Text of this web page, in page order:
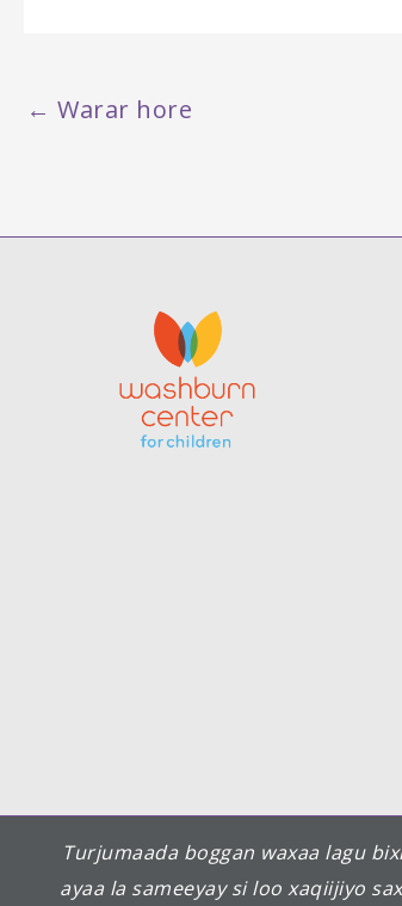
← Warar hore
Turjumaada boggan waxaa lagu
ayaa la sameeyay si loo xaqiijiyo